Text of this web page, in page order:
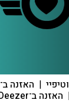
| האזנה ב־Apple Podcasts
האזנה ב־Deezer